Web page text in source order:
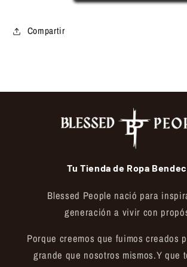
Compartir
Tu Tienda de Ropa
Blessed People nació para
generación a vivir con
Porque creemos que fuimos creados
grande que nosotros mismos.Y que